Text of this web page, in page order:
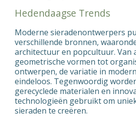
Hedendaagse Trends
Moderne sieradenontwerpers
verschillende bronnen,
architectuur en popcultuur. Van
geometrische vormen tot
ontwerpen, de variatie in
eindeloos. Tegenwoordig
gerecyclede materialen en
technologieën gebruikt om
sieraden te creëren.